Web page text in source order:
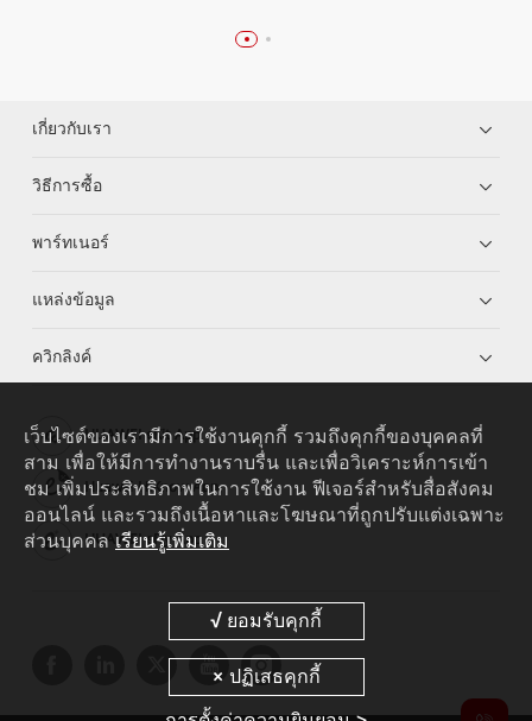
เกี่ยวกับเรา
วิธีการซื้อ
พาร์ทเนอร์
แหล่งข้อมูล
ควิกลิงค์
HUAWEI eKit App
Huawei HiKnow App
HUAWEI eFly App
เว็บไซต์ของเรามีการใช้งานคุกกี้ รวมถึงคุกกี้ของบุคคลที่
สาม เพื่อให้มีการทำงานราบรื่น และเพื่อวิเคราะห์การเข้า
ชม เพิ่มประสิทธิภาพในการใช้งาน ฟีเจอร์สำหรับสื่อสังคม
ออนไลน์ และรวมถึงเนื้อหาและโฆษณาที่ถูกปรับแต่งเฉพาะ
ส่วนบุคคล เรียนรู้เพิ่มเติม